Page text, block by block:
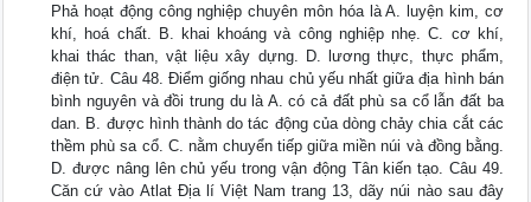
Phả hoạt động công nghiệp chuyên môn hóa là A. luyện kim, cơ
khí, hoá chất. B. khai khoáng và công nghiệp nhẹ. C. cơ khí,
khai thác than, vật liệu xây dựng. D. lương thực, thực phẩm,
điện tử. Câu 48. Điểm giống nhau chủ yếu nhất giữa địa hình bán
bình nguyên và đồi trung du là A. có cả đất phù sa cổ lẫn đất ba
dan. B. được hình thành do tác động của dòng chảy chia cắt các
thềm phù sa cổ. C. nằm chuyển tiếp giữa miền núi và đồng bằng.
D. được nâng lên chủ yếu trong vận động Tân kiến tạo. Câu 49.
Căn cứ vào Atlat Địa lí Việt Nam trang 13, dãy núi nào sau đây